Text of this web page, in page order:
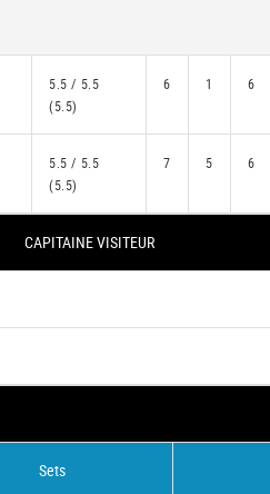
5.5 / 5.5
(5.5)
6 1 6
5.5 / 5.5
(5.5)
7 5 6
CAPITAINE VISITEUR
Sets